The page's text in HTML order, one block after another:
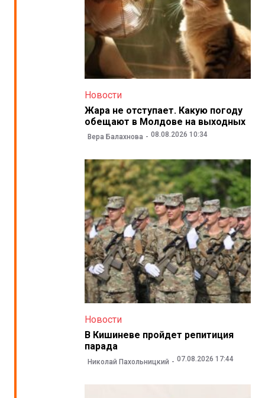
Новости
Жара не отступает. Какую погоду
обещают в Молдове на выходных
Вера Балахнова 08.08.2026 10:34
Новости
В Кишиневе пройдет репитиция
парада
Николай Пахольницкий 07.08.2026 17:44